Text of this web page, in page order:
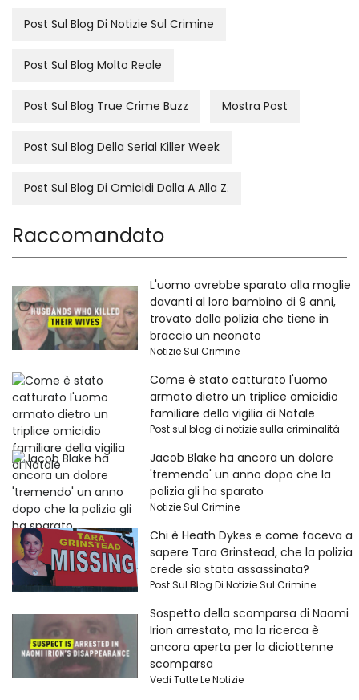
Post Sul Blog Di Notizie Sul Crimine
Post Sul Blog Molto Reale
Post Sul Blog True Crime Buzz Mostra Post
Post Sul Blog Della Serial Killer Week
Post Sul Blog Di Omicidi Dalla A Alla Z.
Raccomandato
L'uomo avrebbe sparato alla moglie
davanti al loro bambino di 9 anni,
trovato dalla polizia che tiene in
braccio un neonato
Notizie Sul Crimine
Come è stato catturato l'uomo
armato dietro un triplice omicidio
familiare della vigilia di Natale
Post sul blog di notizie sulla criminalità
Jacob Blake ha ancora un dolore
'tremendo' un anno dopo che la
polizia gli ha sparato
Notizie Sul Crimine
Chi è Heath Dykes e come faceva a
sapere Tara Grinstead, che la polizia
crede sia stata assassinata?
Post Sul Blog Di Notizie Sul Crimine
Sospetto della scomparsa di Naomi
Irion arrestato, ma la ricerca è
ancora aperta per la diciottenne
scomparsa
Vedi Tutte Le Notizie